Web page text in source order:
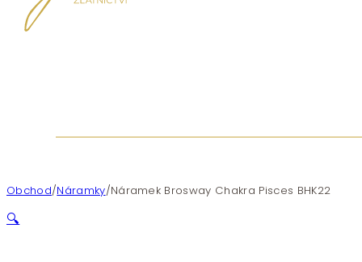
Obchod/Náramky/Náramek Brosway Chakra Pisces BHK22
🔍